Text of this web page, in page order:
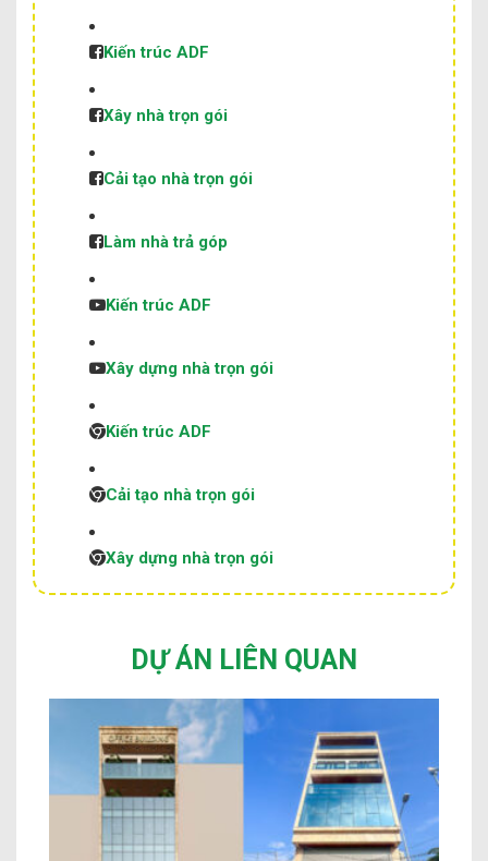
Kiến trúc ADF
Xây nhà trọn gói
Cải tạo nhà trọn gói
Làm nhà trả góp
Kiến trúc ADF
Xây dựng nhà trọn gói
Kiến trúc ADF
Cải tạo nhà trọn gói
Xây dựng nhà trọn gói
DỰ ÁN LIÊN QUAN